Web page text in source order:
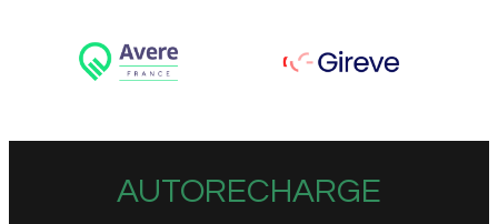
AUTORECHARGE